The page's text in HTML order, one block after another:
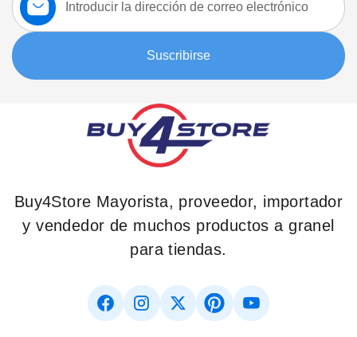
a
nuestro
boletín:
Suscribirse
Buy4Store Mayorista, proveedor, importador
y vendedor de muchos productos a granel
para tiendas.